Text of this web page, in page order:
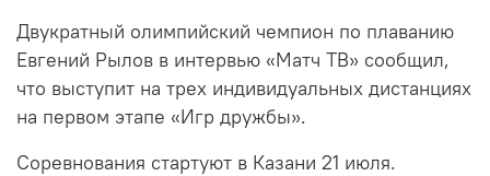
Двукратный олимпийский чемпион по плаванию
Евгений Рылов в интервью «Матч ТВ» сообщил,
что выступит на трех индивидуальных дистанциях
на первом этапе «Игр дружбы».
Соревнования стартуют в Казани 21 июля.